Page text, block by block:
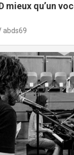
mieux qu’un
abds69